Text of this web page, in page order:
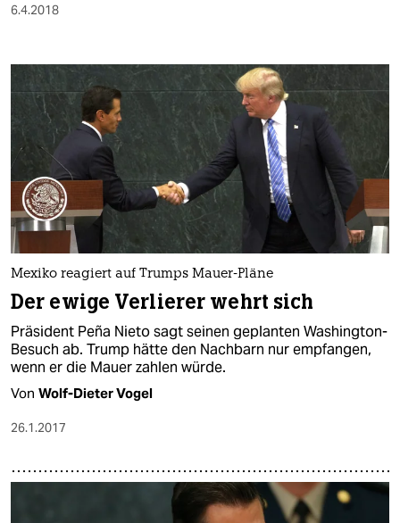
6.4.2018
Mexiko reagiert auf Trumps Mauer-Pläne
Der ewige Verlierer wehrt sich
Präsident Peña Nieto sagt seinen geplanten Washington-
Besuch ab. Trump hätte den Nachbarn nur empfangen,
wenn er die Mauer zahlen würde.
Von Wolf-Dieter Vogel
26.1.2017